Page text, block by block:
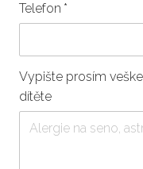
Telefon *
Vypište prosím
dítěte